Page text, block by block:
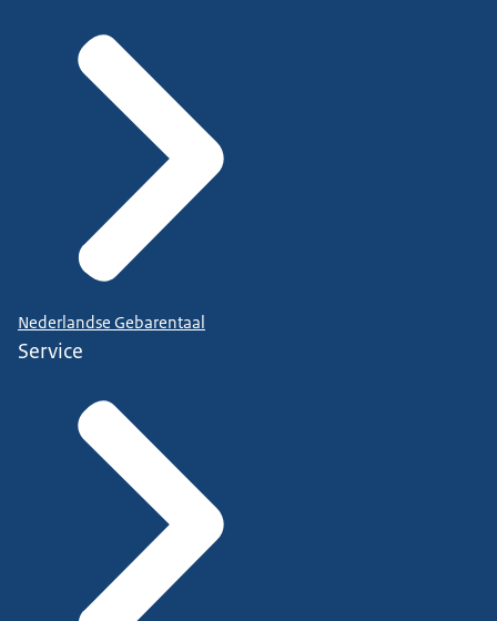
Nederlandse Gebarentaal
Service